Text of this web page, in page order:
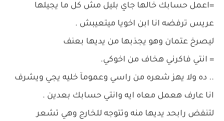
=اعمل حسابك خالها جاي بليل مش كل ما يجيلها
عريس ترفضه انا ابن اخويا ميتعيبش .
ليصرخ عتمان وهو يجذبها من يديها بعنف
= انتي فاكرني هخاف من اخوكي.
.. ده ولا يهز شعره من راسي وعمومآ خليه يجي ويشرف
انا عارف هعمل معاه ايه وانتي حسابك بعدين .
لتنفض رابحد يديها منه وتتوجه للخارج وهي تشعر